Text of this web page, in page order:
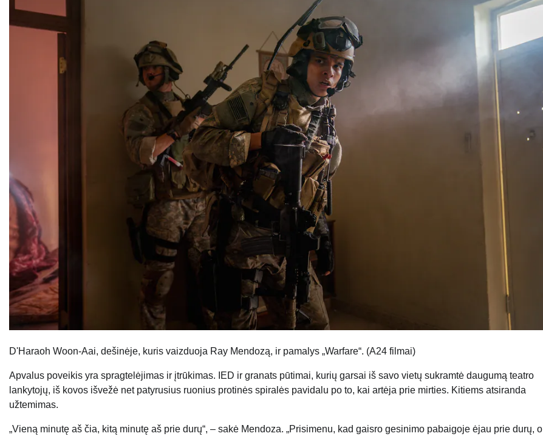
D'Haraoh Woon-Aai, dešinėje, kuris vaizduoja Ray Mendozą, ir pamalys „Warfare“. (A24 filmai)
Apvalus poveikis yra spragtelėjimas ir įtrūkimas. IED ir granats pūtimai, kurių garsai iš savo vietų sukramtė daugumą teatro
lankytojų, iš kovos išvežė net patyrusius ruonius protinės spiralės pavidalu po to, kai artėja prie mirties. Kitiems atsiranda
užtemimas.
„Vieną minutę aš čia, kitą minutę aš prie durų“, – sakė Mendoza. „Prisimenu, kad gaisro gesinimo pabaigoje ėjau prie durų, o